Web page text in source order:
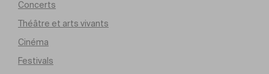
Concerts
Théâtre et arts vivants
Cinéma
Festivals